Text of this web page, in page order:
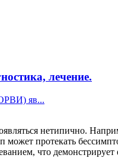
лечение.
ОРВИ) яв...
нетипично.
протекать
что